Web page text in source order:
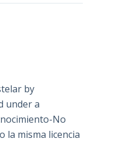
by
under a
No
la misma licencia